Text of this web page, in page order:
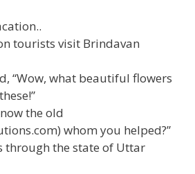
tourists visit Brindavan
“Wow, what beautiful flowers
the old
whom you helped?”
through the state of Uttar